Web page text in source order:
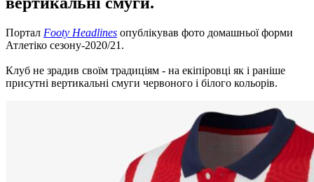
Портал Footy Headlines опублікував фото домашньої форми
Атлетіко сезону-2020/21 .
Клуб не зрадив своїм традиціям - на екіпіровці як і раніше
присутні вертикальні смуги червоного і білого кольорів.